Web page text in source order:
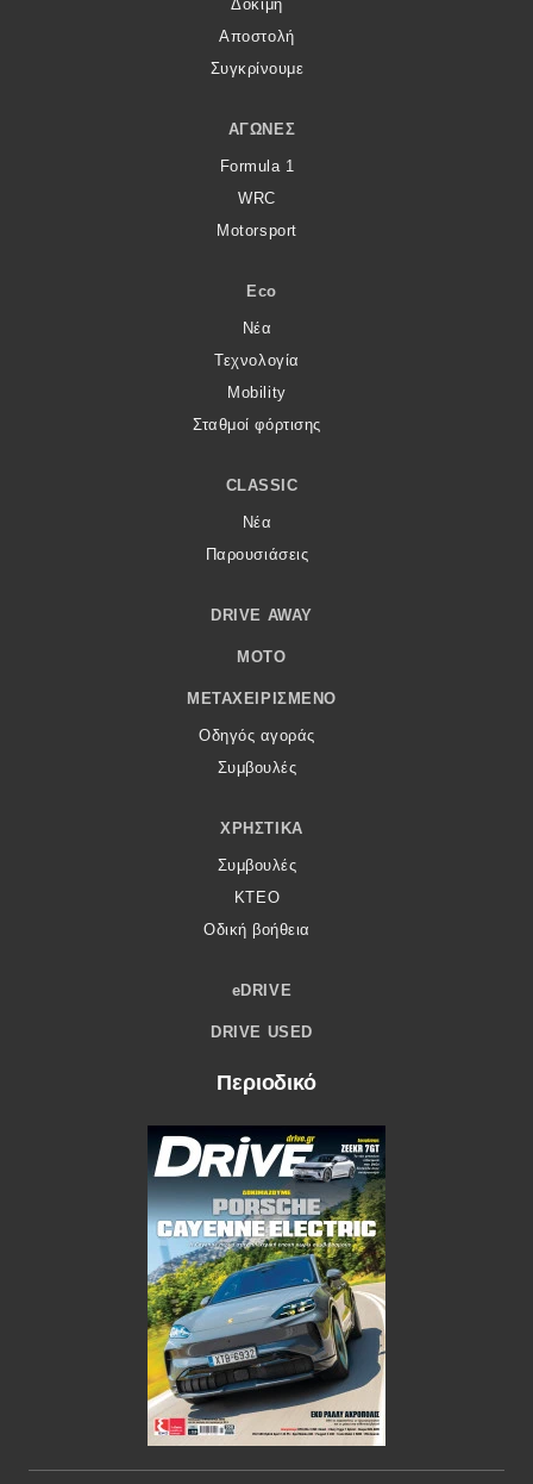
Δοκιμή
Αποστολή
Συγκρίνουμε
ΑΓΏΝΕΣ
Formula 1
WRC
Motorsport
Eco
Νέα
Τεχνολογία
Mobility
Σταθμοί φόρτισης
CLASSIC
Νέα
Παρουσιάσεις
DRIVE AWAY
MOTO
ΜΕΤΑΧΕΙΡΙΣΜΈΝΟ
Οδηγός αγοράς
Συμβουλές
ΧΡΗΣΤΙΚΆ
Συμβουλές
ΚΤΕΟ
Οδική βοήθεια
eDRIVE
DRIVE USED
Περιοδικό